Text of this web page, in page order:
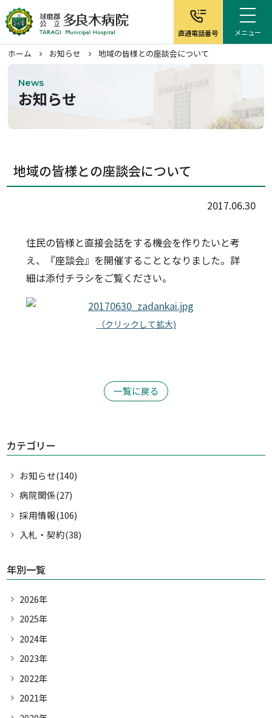
ホーム お知らせ 地域の皆様との座談会について
News
お知らせ
地域の皆様との座談会について
2017.06.30
住民の皆様と直接会話をする機会を作りたいと考
え、『座談会』を開催することとなりました。詳
細は添付チラシをご覧ください。
（クリックして拡大)
一覧に戻る
カテゴリー
お知らせ(140)
病院関係(27)
採用情報(106)
入札・契約(38)
年別一覧
2026年
2025年
2024年
2023年
2022年
2021年
直通電話番号 メニュー
外来案内
在宅サービス
医療関係・一般の方へ
個人情報保護方針
サイトマップ